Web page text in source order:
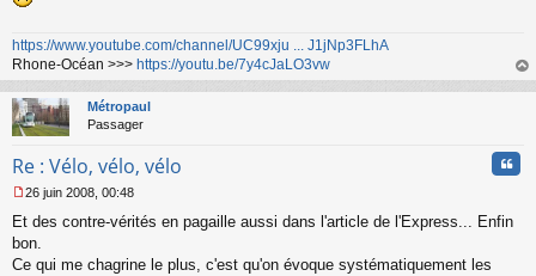
https://www.youtube.com/channel/UC99xju ... J1jNp3FLhA
Rhone-Océan >>> https://youtu.be/7y4cJaLO3vw
au
Métropaul
Passager
Re : Vélo, vélo, vélo
e
s
s
26 juin 2008, 00:48
Et des contre-vérités en pagaille aussi dans l'article de l'Express... Enfin
bon.
Ce qui me chagrine le plus, c'est qu'on évoque systématiquement les